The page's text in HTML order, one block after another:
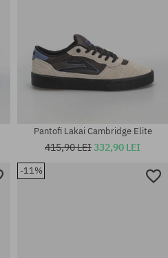
Pantofi Lakai Cambridge Elite
415,90 LEI332,90 LEI
-11%